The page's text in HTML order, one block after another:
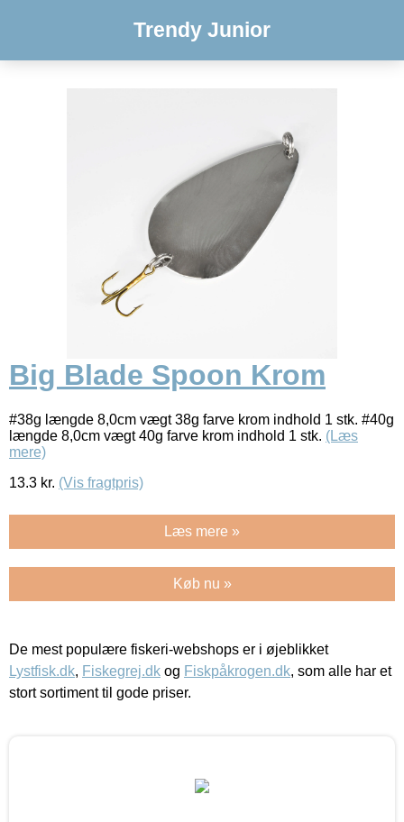
Trendy Junior
Big Blade Spoon Krom
#38g længde 8,0cm vægt 38g farve krom indhold 1 stk. #40g
længde 8,0cm vægt 40g farve krom indhold 1 stk. (Læs
mere)
13.3 kr. (Vis fragtpris)
Læs mere »
Køb nu »
De mest populære fiskeri-webshops er i øjeblikket
Lystfisk.dk, Fiskegrej.dk og Fiskpåkrogen.dk, som alle har et
stort sortiment til gode priser.